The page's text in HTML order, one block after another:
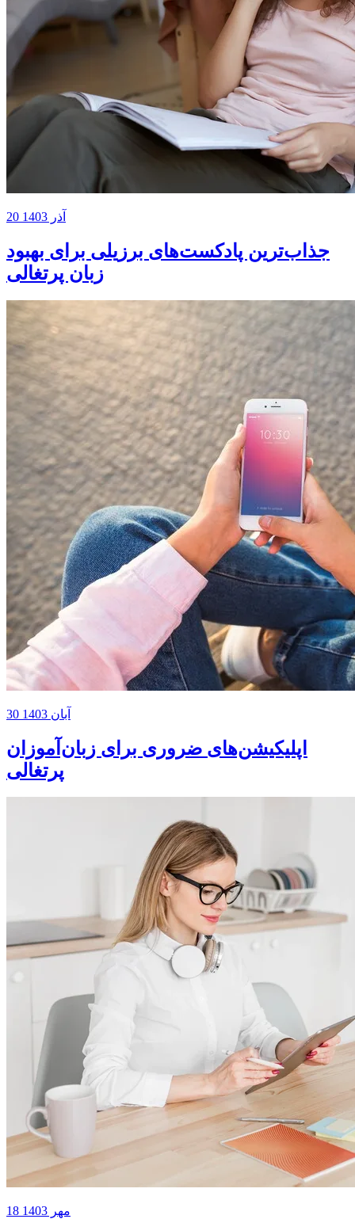
20 آذر 1403
جذاب‌ترین پادکست‌های برزیلی برای بهبود
زبان پرتغالی
30 آبان 1403
اپلیکیشن‌های ضروری برای زبان‌آموزان
پرتغالی
18 مهر 1403